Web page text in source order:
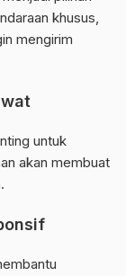
khusus,
mengirim
untuk
akan membuat